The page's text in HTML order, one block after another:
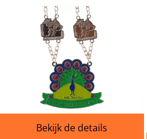
Bekijk de details